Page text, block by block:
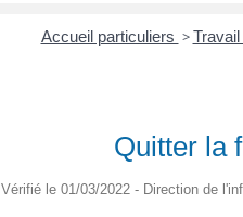
Accueil particuliers >
Quitter la
Vérifié le 01/03/2022 - Direction de